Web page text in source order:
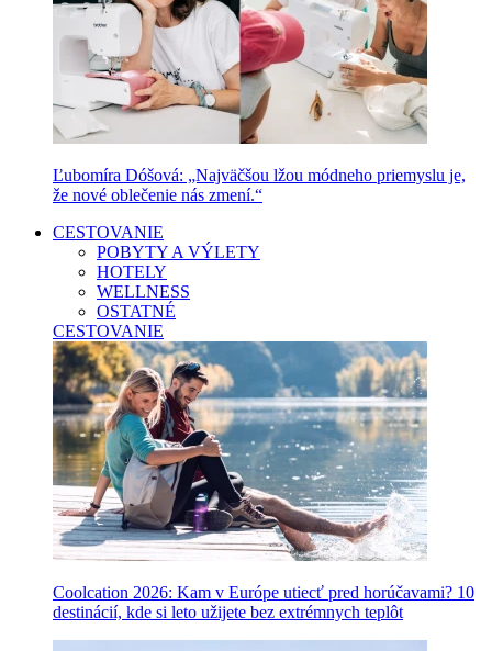
Ľubomíra Dóšová: „Najväčšou lžou módneho priemyslu je,
že nové oblečenie nás zmení.“
CESTOVANIE
POBYTY A VÝLETY
HOTELY
WELLNESS
OSTATNÉ
CESTOVANIE
Coolcation 2026: Kam v Európe utiecť pred horúčavami? 10
destinácií, kde si leto užijete bez extrémnych teplôt